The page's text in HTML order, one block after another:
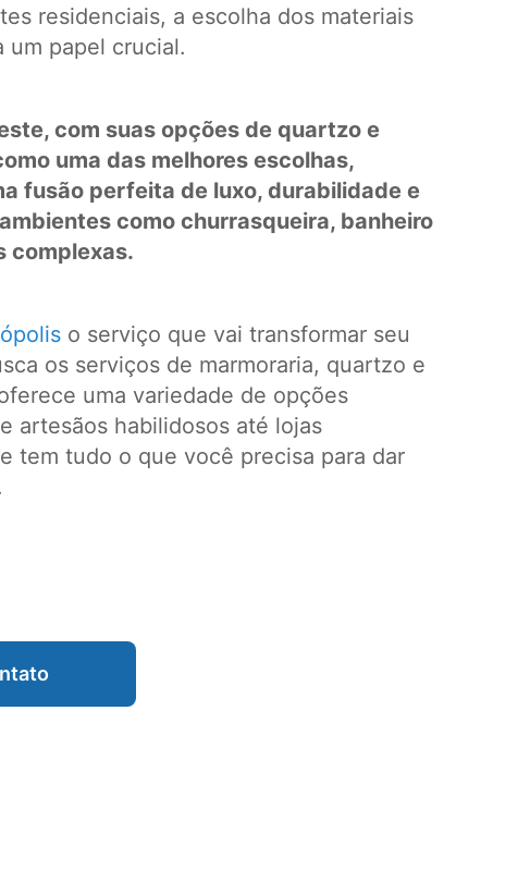
residenciais, a escolha dos materiais
um papel crucial.
com suas opções de quartzo e
uma das melhores escolhas,
fusão perfeita de luxo, durabilidade e
como churrasqueira, banheiro
complexas.
o serviço que vai transformar seu
os serviços de marmoraria, quartzo e
uma variedade de opções
artesãos habilidosos até lojas
tem tudo o que você precisa para dar